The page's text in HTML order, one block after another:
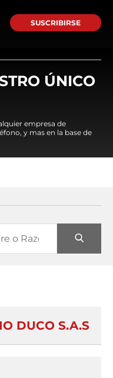
SUSCRIBIRSE
ÚNICO
empresa de
y mas en la base de
DUCO S.A.S